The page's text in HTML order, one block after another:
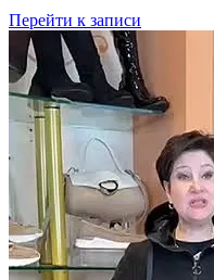
Перейти к записи